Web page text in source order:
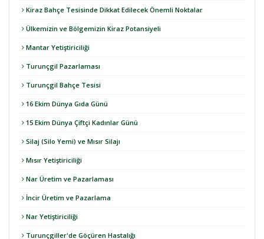
Kiraz Bahçe Tesisinde Dikkat Edilecek Önemli Noktalar
Ülkemizin ve Bölgemizin Kiraz Potansiyeli
Mantar Yetiştiriciliği
Turunçgil Pazarlaması
Turunçgil Bahçe Tesisi
16 Ekim Dünya Gıda Günü
15 Ekim Dünya Çiftçi Kadınlar Günü
Silaj (Silo Yemi) ve Mısır Silajı
Mısır Yetiştiriciliği
Nar Üretim ve Pazarlaması
İncir Üretim ve Pazarlama
Nar Yetiştiriciliği
Turunçgiller'de Göçüren Hastalığı